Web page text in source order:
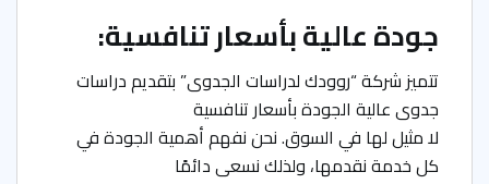
جودة عالية بأسعار تنافسية:
تتميز شركة “روودك لدراسات الجدوى” بتقديم دراسات
جدوى عالية الجودة بأسعار تنافسية
لا مثيل لها في السوق. نحن نفهم أهمية الجودة في
كل خدمة نقدمها، ولذلك نسعى دائمًا